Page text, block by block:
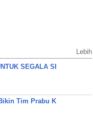
Lebih
SEGALA SI
Tim Prabu K